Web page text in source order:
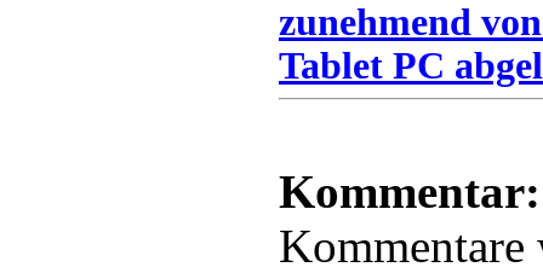
zunehmend
Tablet PC
Kommentar: